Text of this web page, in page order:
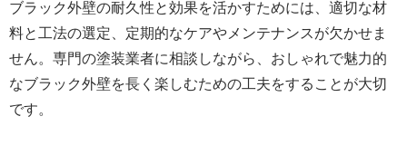
ブラック外壁の耐久性と効果を活かすためには、適切な材
料と工法の選定、定期的なケアやメンテナンスが欠かせま
せん。専門の塗装業者に相談しながら、おしゃれで魅力的
なブラック外壁を長く楽しむための工夫をすることが大切
です。